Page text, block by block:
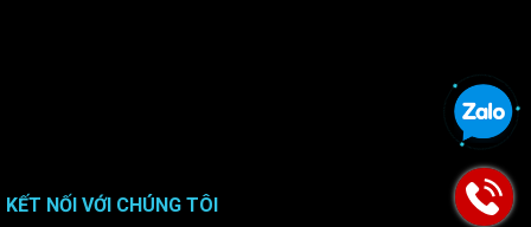
KẾT NỐI VỚI CHÚNG TÔI